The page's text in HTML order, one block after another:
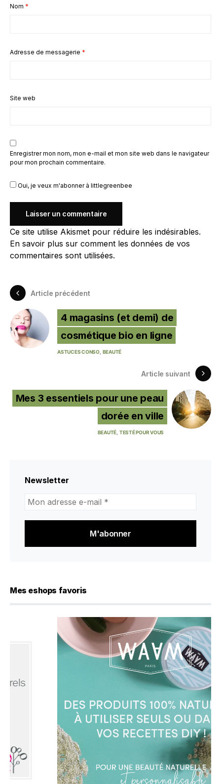
Nom *
Adresse de messagerie *
Site web
Enregistrer mon nom, mon e-mail et mon site web dans le navigateur
pour mon prochain commentaire.
Oui, je veux m'abonner à littlegreenbee
Ce site utilise Akismet pour réduire les indésirables.
En savoir plus sur comment les données de vos
commentaires sont utilisées.
Article précédent
4 magasins (et demi) de
cosmétique bio en ligne
ASTUCES CONSO BEAUTÉ
Article suivant
Mes 3 essentiels pour une peau
dorée en ville
BEAUTÉ TESTÉ POUR VOUS
Newsletter
adresse
mail
Mes eshops favoris